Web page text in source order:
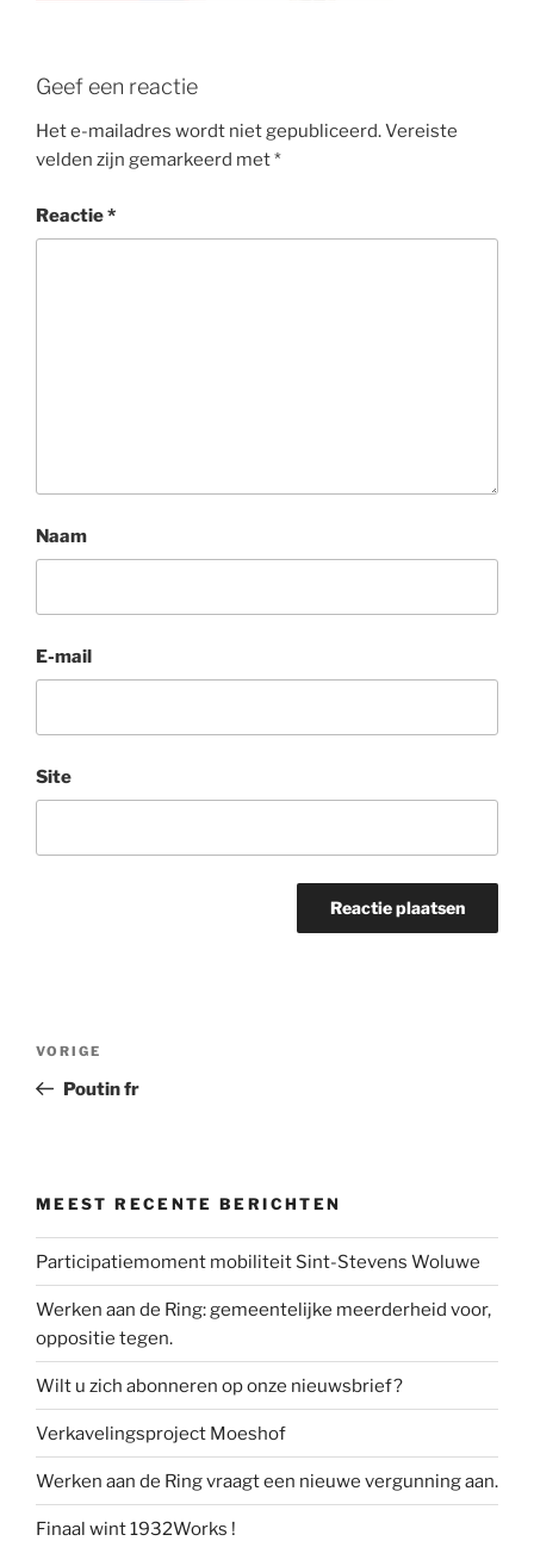
Geef een reactie
Het e-mailadres wordt niet gepubliceerd.Vereiste
velden zijn gemarkeerd met*
Reactie*
Naam
E-mail
Site
Vorig
bericht
VORIGE
Poutin fr
MEEST RECENTE BERICHTEN
Participatiemoment mobiliteit Sint-Stevens Woluwe
Werken aan de Ring: gemeentelijke meerderheid voor,
oppositie tegen.
Wilt u zich abonneren op onze nieuwsbrief?
Verkavelingsproject Moeshof
Werken aan de Ring vraagt een nieuwe vergunning aan.
Finaal wint 1932Works !